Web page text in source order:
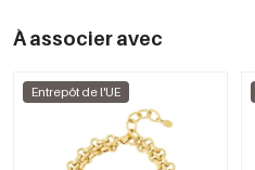
À associer avec
Entrepôt de l'UE